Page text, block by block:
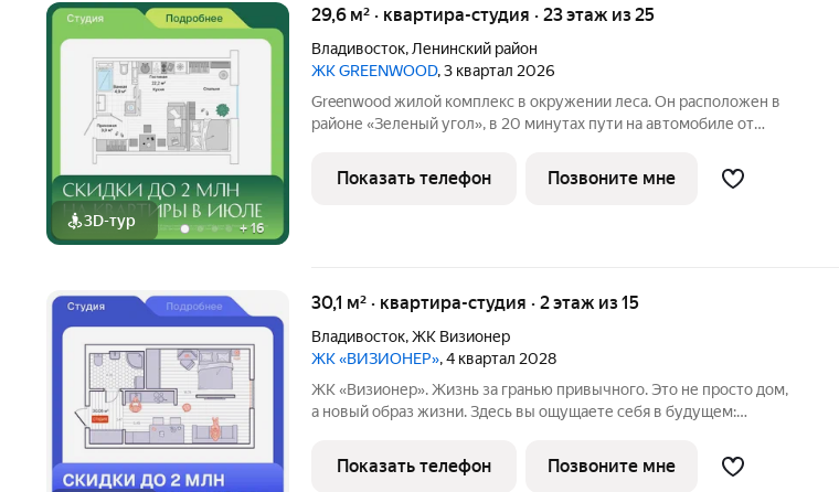
3D-тур +16
29,6 м² · квартира-студия · 23 этаж из 25
Владивосток, Ленинский район
ЖК GREENWOOD, 3 квартал 2026
Greenwood жилой комплекс в окружении леса. Он расположен в
районе «Зеленый угол», в 20 минутах пути на автомобиле от
открывается вид на лесной массив, а с верхних этажей юго-
западной стороны
Показать телефон Позвоните мне
30,1 м² · квартира-студия · 2 этаж из 15
Владивосток,ЖК Визионер
ЖК «ВИЗИОНЕР», 4 квартал 2028
ЖК «Визионер». Жизнь за гранью привычного. Это не просто дом,
а новый образ жизни. Здесь вы ощущаете себя в будущем:
удобстве, а пространство о гармонии и спокойствии. Почему
«Визионер» ваш
Показать телефон Позвоните мне